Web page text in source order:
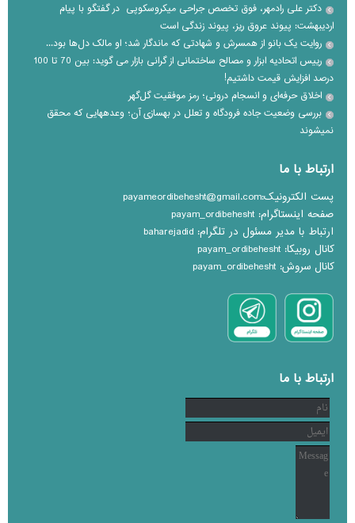
دکتر علی رادمهر، فوق تخصص جراحی میکروسکوپی در گفتگو با پیام
اردیبهشت: پیوند عروق ریز، پیوند زندگی است
روایت یک بانو از همسرش و شهادتی که ماندگار شد؛ او مالک دل‌ها بود...
رییس اتحادیه ابزار و مصالح ساختمانی از گرانی بازار می گوید: بین 70 تا 100
درصد افزایش قیمت داشتیم!
اخلاق حرفه‌ای و انسجام درونی؛ رمز موفقیت گل‌گهر
بررسی وضعیت جاده فرودگاه و تعلل در بهسازی آن؛ وعده‎هایی که محقق
نمی‎شوند
ارتباط با ما
پست الکترونیک:payameordibehesht@gmail.com
صفحه اینستاگرام: payam_ordibehesht
ارتباط با مدیر مسئول در تلگرام: baharejadid
کانال روبیکا: payam_ordibehesht
کانال سروش: payam_ordibehesht
ارتباط با ما